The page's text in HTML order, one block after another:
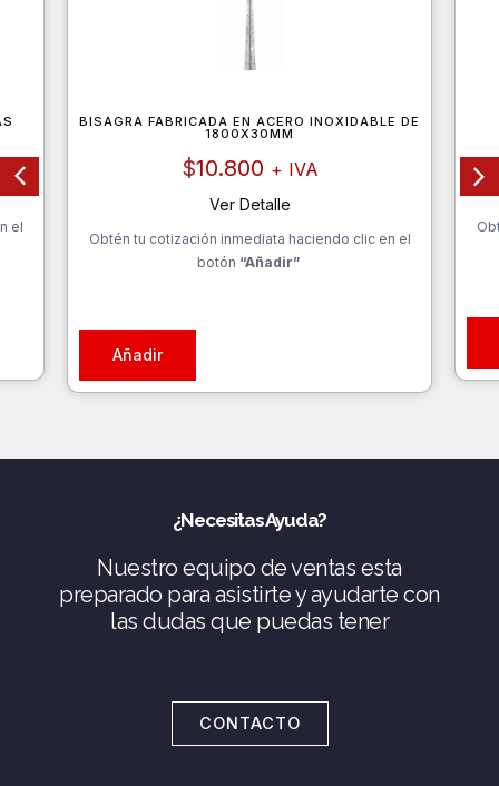
el
BISAGRA FABRICADA EN ACERO INOXIDABLE DE
1800X30MM
$10.800 + IVA
Ver Detalle
Obtén tu cotización inmediata haciendo clic en el
botón “Añadir”
Añadir
¿Necesitas Ayuda?
Nuestro equipo de ventas esta
preparado para asistirte y ayudarte con
las dudas que puedas tener
CONTACTO